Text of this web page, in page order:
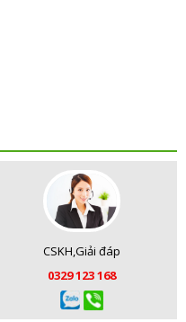
CSKH,Giải đáp
0329 123 168